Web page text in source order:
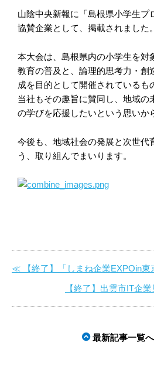
山陰中央新報に「島根県小学生プ
協賛企業として、掲載されました。
本大会は、島根県内の小学生を対
教育の普及と、論理的思考力・創
成を目的として開催されているも
当社もその趣旨に賛同し、地域の
の学びを応援したいという思いか
今後も、地域社会の発展と次世代
う、取り組んでまいります。
≪ 【終了】「しまね企業EXPOin東
【終了】出雲市IT企
最新記事一覧